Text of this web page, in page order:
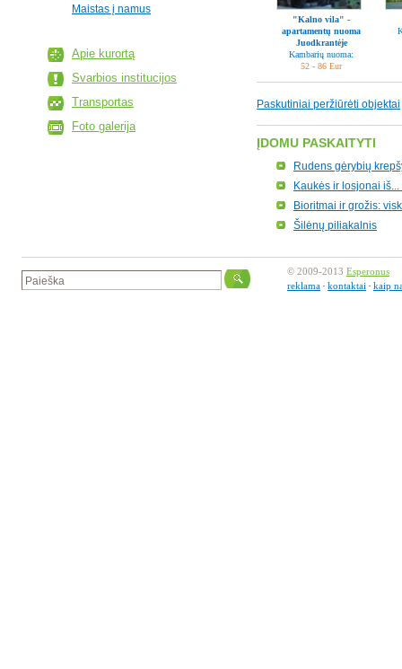
Maistas į namus
Apie kurortą
Svarbios institucijos
Transportas
Foto galerija
"Kalno vila" -
apartamentų nuoma
Juodkrantėje
Kambarių nuoma:
52 - 86 Eur
Paskutiniai peržiūrėti objektai
ĮDOMU PASKAITYTI
Rudens gėrybių
Kaukės ir losjonai
Bioritmai ir grožis:
Šilėnų piliakalnis
© 2009-2013 Esperonus
reklama
kontaktai kaip